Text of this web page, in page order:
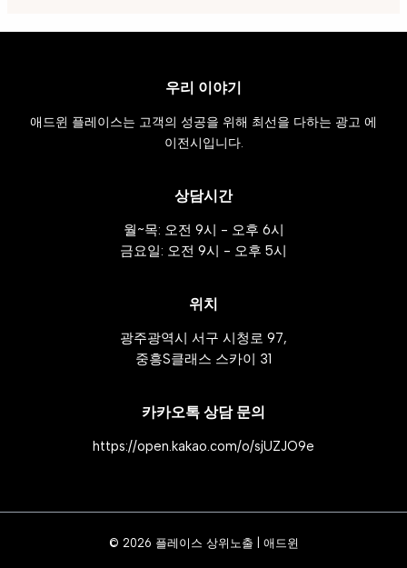
우리 이야기
애드윈 플레이스는 고객의 성공을 위해 최선을 다하는 광고 에
이전시입니다.
상담시간
월~목: 오전 9시 - 오후 6시
금요일: 오전 9시 - 오후 5시
위치
광주광역시 서구 시청로 97,
중흥S클래스 스카이 31
카카오톡 상담 문의
https://open.kakao.com/o/sjUZJO9e
© 2026 플레이스 상위노출 | 애드윈